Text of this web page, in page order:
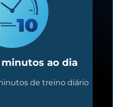
minutos ao dia
de treino diário